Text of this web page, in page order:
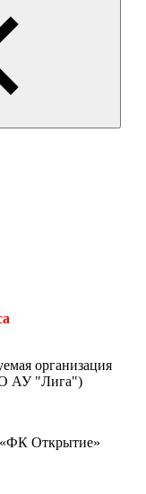
организация
АУ "Лига")
Открытие»